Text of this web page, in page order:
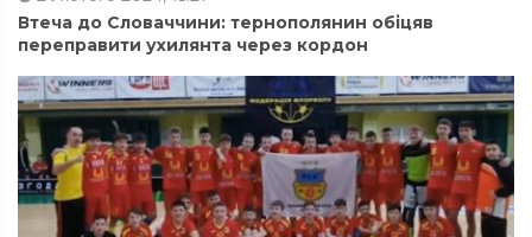
Втеча до Словаччини: тернополянин обіцяв
переправити ухилянта через кордон